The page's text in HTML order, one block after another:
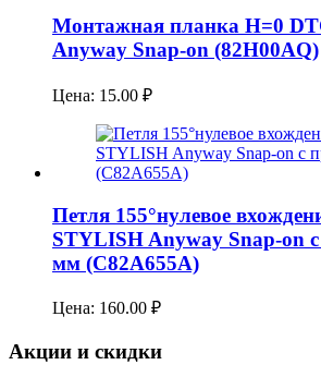
Монтажная планка H=0
Anyway Snap-on (82H00AQ)
Цена: 15.00 ₽
Петля 155°нулевое
STYLISH Anyway Snap-on
мм (C82A655A)
Цена: 160.00 ₽
Акции и скидки